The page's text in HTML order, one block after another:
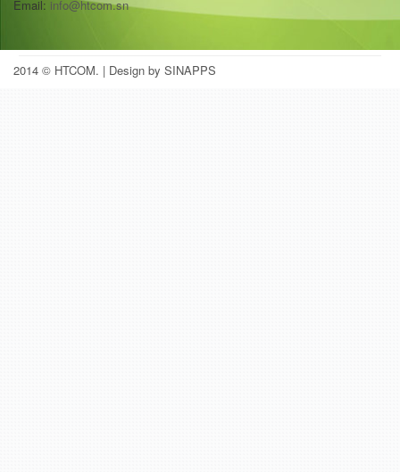
Email: info@htcom.sn
2014 © HTCOM. | Design by SINAPPS